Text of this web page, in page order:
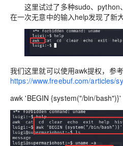
这里试过了多种sudo、python
在一次无意中的输入help发现了新
我们这里就可以使用awk提权，参考
https://www.freebuf.com/articles/
awk 'BEGIN {system("/bin/bash")}'